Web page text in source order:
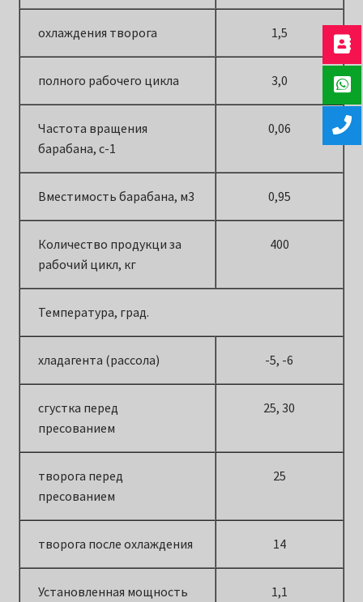
охлаждения творога 1,5
полного рабочего цикла 3,0
Частота вращения
барабана, с-1
0,06
Вместимость барабана, м3 0,95
Количество продукци за
рабочий цикл, кг
400
Температура, град.
хладагента (рассола) -5, -6
сгустка перед
пресованием
25, 30
творога перед
пресованием
25
творога после охлаждения 14
Установленная мощность
1,1